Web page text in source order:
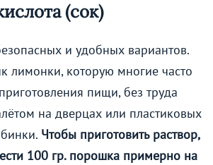
(сок)
и удобных вариантов.
лимонки, которую многие часто
пищи, без труда
на дверцах или пластиковых
Чтобы приготовить раствор,
100 гр. порошка примерно на